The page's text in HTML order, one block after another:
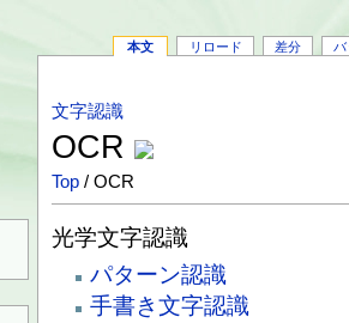
本文 リロード 差分 バ
文字認識
OCR
Top / OCR
光学文字認識
パターン認識
手書き文字認識